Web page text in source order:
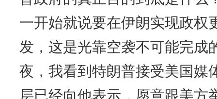
一开始就说要在伊朗实现政权
发，这是光靠空袭不可能完成
夜，我看到特朗普接受美国媒
层已经向他表示，愿意跟美方